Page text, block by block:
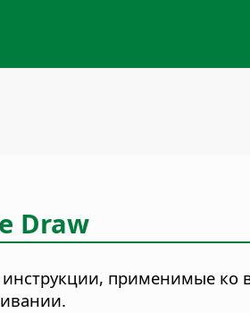
Draw
применимые ко